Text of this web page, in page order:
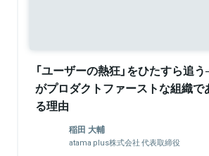
「ユーザーの熱狂」をひたすら追
がプロダクトファーストな組織で
る理由
稲田 大輔
atama plus株式会社 代表取締役